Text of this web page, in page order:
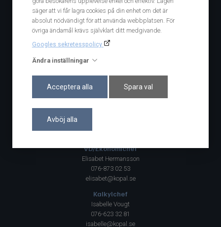
säger att vi får lagra cookies på din enhet om det är
absolut nödvändigt för att använda webbplatsen. För
övriga ändamål krävs självklart ditt medgivande.
Googles sekretesspolicy
Ändra inställningar
Acceptera alla Spara val
Avböj alla
Marcus Westerlin
070-99 99 217
marcus@kopal.se
Göteborg - Försäljningskontor
roger@kopal.se
Facebook
Projektledning
VD/Ekonomichef
Elisabet Hermansson
076-873 02 53
elisabet@kopal.se
Kalkylchef
Isabelle Vougt
076-623 32 81
isabelle@kopal.se